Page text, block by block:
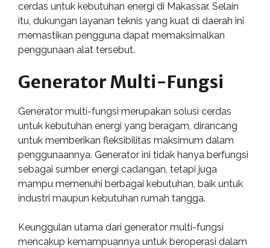
cerdas untuk kebutuhan energi di Makassar. Selain
itu, dukungan layanan teknis yang kuat di daerah ini
memastikan pengguna dapat memaksimalkan
penggunaan alat tersebut.
Generator Multi-Fungsi
Generator multi-fungsi merupakan solusi cerdas
untuk kebutuhan energi yang beragam, dirancang
untuk memberikan fleksibilitas maksimum dalam
penggunaannya. Generator ini tidak hanya berfungsi
sebagai sumber energi cadangan, tetapi juga
mampu memenuhi berbagai kebutuhan, baik untuk
industri maupun kebutuhan rumah tangga.
Keunggulan utama dari generator multi-fungsi
mencakup kemampuannya untuk beroperasi dalam